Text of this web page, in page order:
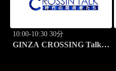
10:00-10:30 30分
GINZA CROSSING Talk